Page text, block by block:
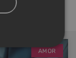
AMOR